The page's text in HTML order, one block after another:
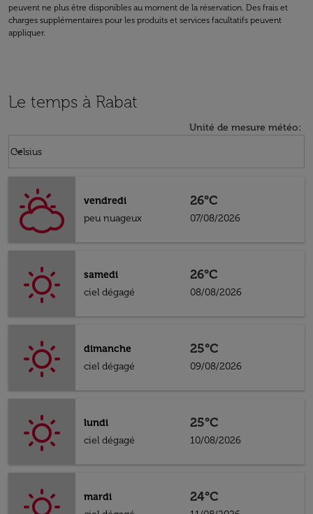
peuvent ne plus être disponibles au moment de la réservation. Des frais et
charges supplémentaires pour les produits et services facultatifs peuvent
appliquer.
Le temps à Rabat
Unité de mesure météo:
Celsius
keyboard_arrow_down
vendredi
peu nuageux
26°C
07/08/2026
samedi
ciel dégagé
26°C
08/08/2026
dimanche
ciel dégagé
25°C
09/08/2026
lundi
ciel dégagé
25°C
10/08/2026
mardi
24°C